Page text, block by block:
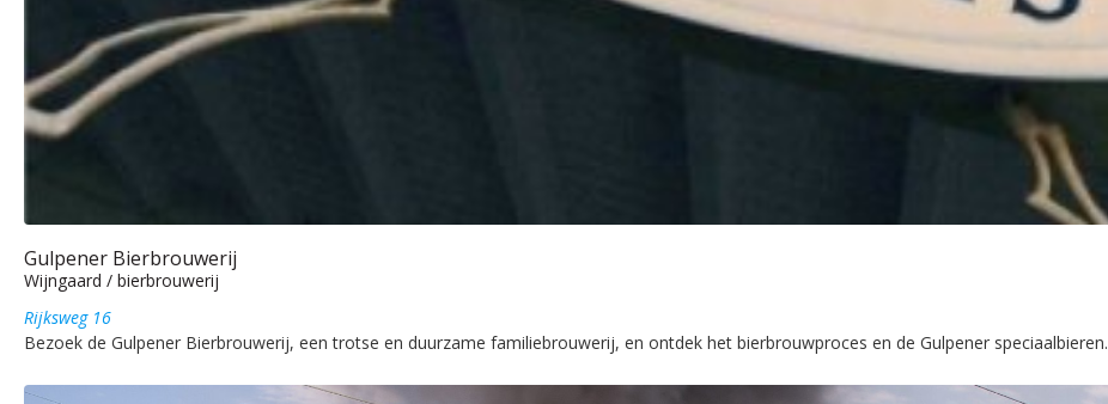
Gulpener Bierbrouwerij
Wijngaard / bierbrouwerij
Rijksweg 16
Bezoek de Gulpener Bierbrouwerij, een trotse en duurzame familiebrouwerij, en ontdek het bierbrouwproces en de Gulpener speciaalbieren.